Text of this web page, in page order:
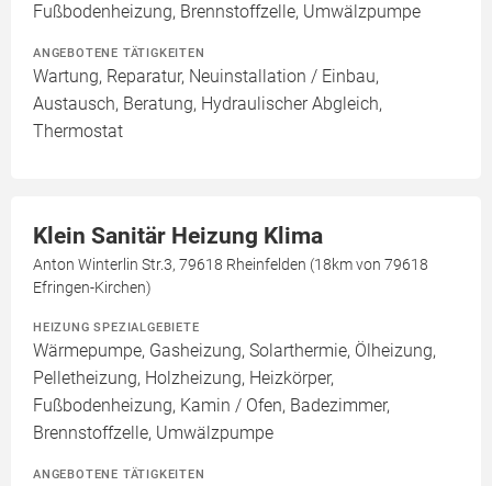
Fußbodenheizung, Brennstoffzelle, Umwälzpumpe
ANGEBOTENE TÄTIGKEITEN
Wartung, Reparatur, Neuinstallation / Einbau,
Austausch, Beratung, Hydraulischer Abgleich,
Thermostat
Klein Sanitär Heizung Klima
Anton Winterlin Str.3, 79618 Rheinfelden (18km von 79618
Efringen-Kirchen)
HEIZUNG SPEZIALGEBIETE
Wärmepumpe, Gasheizung, Solarthermie, Ölheizung,
Pelletheizung, Holzheizung, Heizkörper,
Fußbodenheizung, Kamin / Ofen, Badezimmer,
Brennstoffzelle, Umwälzpumpe
ANGEBOTENE TÄTIGKEITEN